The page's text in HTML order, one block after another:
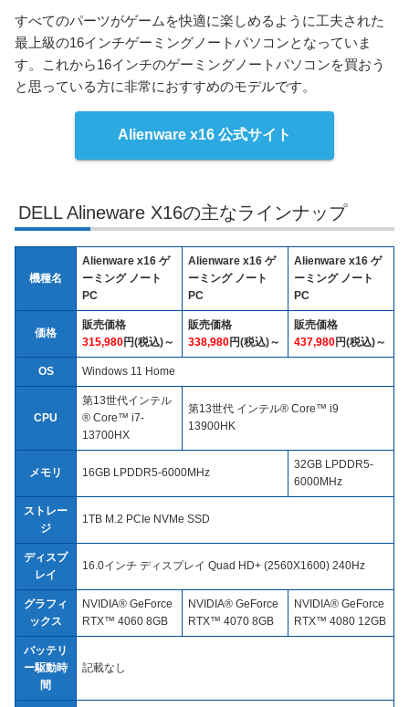
すべてのパーツがゲームを快適に楽しめるように工夫された
最上級の16インチゲーミングノートパソコンとなっていま
す。これから16インチのゲーミングノートパソコンを買おう
と思っている方に非常におすすめのモデルです。
Alienware x16 公式サイト
DELL Alineware X16の主なラインナップ
機種名
Alienware x16 ゲ
ーミング ノート
PC
Alienware x16 ゲ
ーミング ノート
PC
Alienware x16 ゲ
ーミング ノート
PC
価格
販売価格
315,980円(税込)～
販売価格
338,980円(税込)～
販売価格
437,980円(税込)～
OS Windows 11 Home
CPU
第13世代インテル
® Core™ i7-
13700HX
第13世代 インテル® Core™ i9
13900HK
メモリ 16GB LPDDR5-6000MHz
32GB LPDDR5-
6000MHz
ストレー
ジ
1TB M.2 PCIe NVMe SSD
ディスプ
レイ
16.0インチ ディスプレイ Quad HD+ (2560X1600) 240Hz
グラフィ
ックス
NVIDIA® GeForce
RTX™ 4060 8GB
NVIDIA® GeForce
RTX™ 4070 8GB
NVIDIA® GeForce
RTX™ 4080 12GB
バッテリ
ー駆動時
間
記載なし